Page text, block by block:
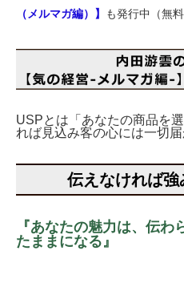
（メルマガ編）】
も発行中（無料
USPとは「あなたの商品を
れば見込み客の心には一切届
伝えなければ
『あなたの魅力は、伝
たままになる』